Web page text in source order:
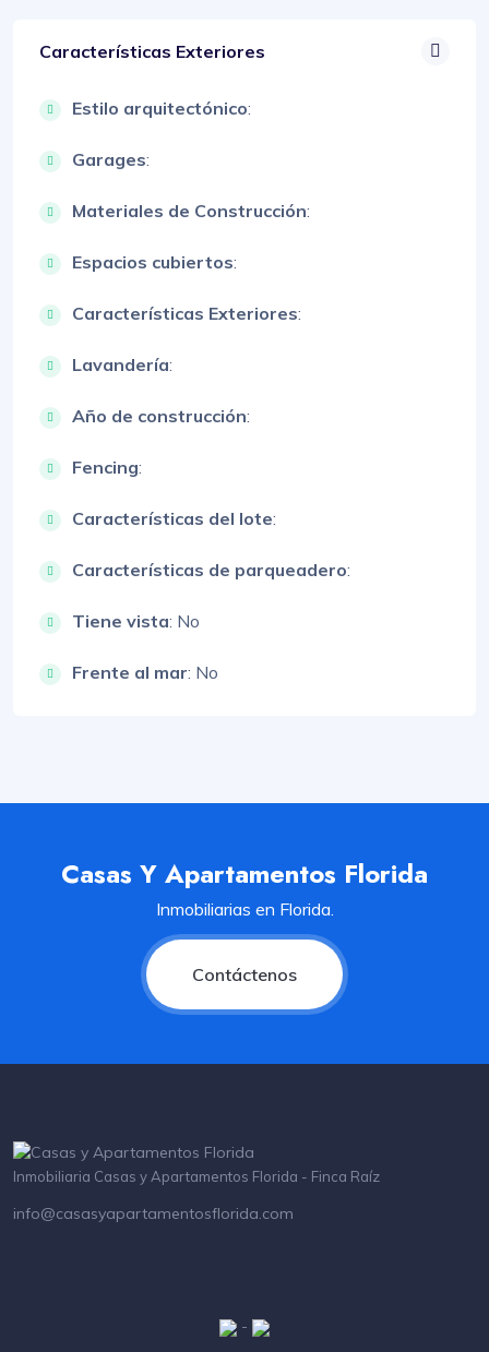
Características Exteriores
Estilo arquitectónico:
Garages:
Materiales de Construcción:
Espacios cubiertos:
Características Exteriores:
Lavandería:
Año de construcción:
Fencing:
Características del lote:
Características de parqueadero:
Tiene vista: No
Frente al mar: No
Casas Y Apartamentos Florida
Inmobiliarias en Florida.
Contáctenos
Inmobiliaria Casas y Apartamentos Florida - Finca Raíz
info@casasyapartamentosflorida.com
-